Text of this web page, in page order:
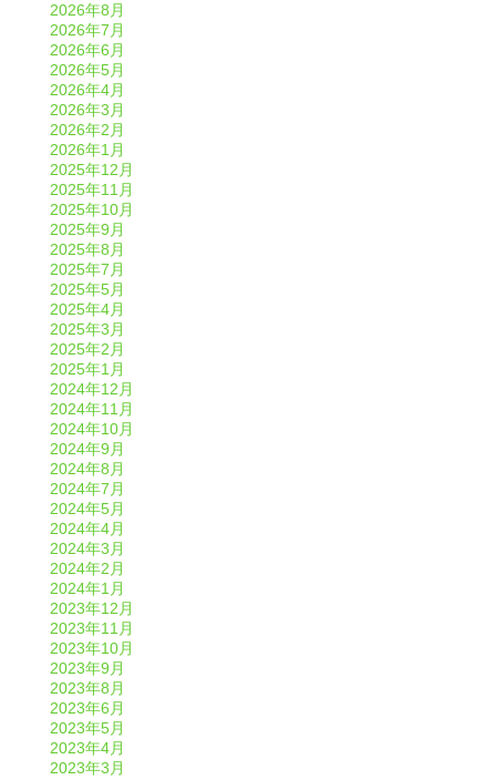
2026年8月
2026年7月
2026年6月
2026年5月
2026年4月
2026年3月
2026年2月
2026年1月
2025年12月
2025年11月
2025年10月
2025年9月
2025年8月
2025年7月
2025年5月
2025年4月
2025年3月
2025年2月
2025年1月
2024年12月
2024年11月
2024年10月
2024年9月
2024年8月
2024年7月
2024年5月
2024年4月
2024年3月
2024年2月
2024年1月
2023年12月
2023年11月
2023年10月
2023年9月
2023年8月
2023年6月
2023年5月
2023年4月
2023年3月